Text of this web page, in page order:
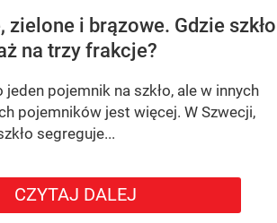
zielone i brązowe. Gdzie szkło
na trzy frakcje?
pojemnik na szkło, ale w innych
pojemników jest więcej. W Szwecji,
segreguje...
CZYTAJ DALEJ